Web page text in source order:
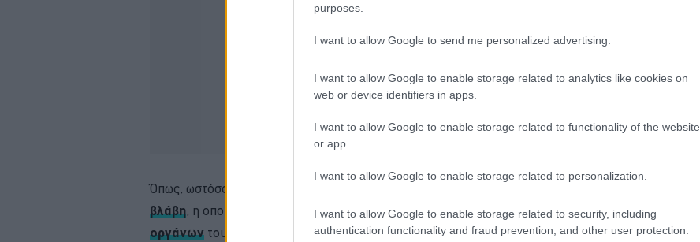
purposes.
I want to allow Google to send me personalized advertising.
I want to allow Google to enable storage related to analytics like cookies on
web or device identifiers in apps.
I want to allow Google to enable storage related to functionality of the website
or app.
I want to allow Google to enable storage related to personalization.
I want to allow Google to enable storage related to security, including
authentication functionality and fraud prevention, and other user protection.
Όπως, ωστόσο, συμβαίνει με κάθε σύστημα, έτσι και το EPC μπορεί να παρουσιάσει κάποια
βλάβη, η οποία θα γνωστοποιηθεί στον οδηγό μέσω μιαςσχετικής λυχνίαςστονπίνακα
οργάνων του αυτοκινήτου του.